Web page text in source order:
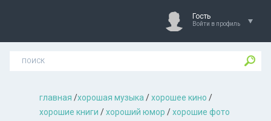
Гость
Войти в профиль
главная /хорошая музыкa /хорошее кино /
хорошие книги /хороший юмор /хорошие фото